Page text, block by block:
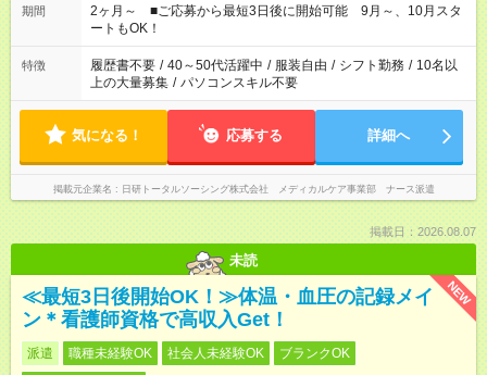
など、あなたのご希望に沿ったお仕事をご紹介します！ ※Wワ
ーク希望の方へ 今ご覧のお仕事で希望する勤務時間と、もう1つ
のお仕事の勤務時間。 合計で週40時間を超える場合は応募でき
ません
期間
2ヶ月～ ■ご応募から最短3日後に開始可能 9月～、10月スタ
ートもOK！
特徴 履歴書不要 / 40～50代活躍中 / 服装自由 / シフト勤務 / 10名以
上の大量募集 / パソコンスキル不要
気になる！ 応募する 詳細へ
掲載元企業名 日研トータルソーシング株式会社 メディカルケア事業部 ナース派遣
掲載日：2026.08.07
未読
NEW
≪最短3日後開始OK！≫体温・血圧の記録メイ
ン＊看護師資格で高収入Get！
派遣 職種未経験OK 社会人未経験OK
ブランクOK